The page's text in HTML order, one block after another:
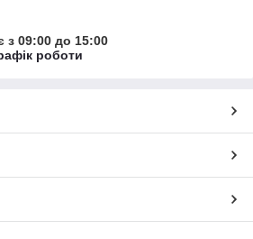
з 09:00 до 15:00
роботи